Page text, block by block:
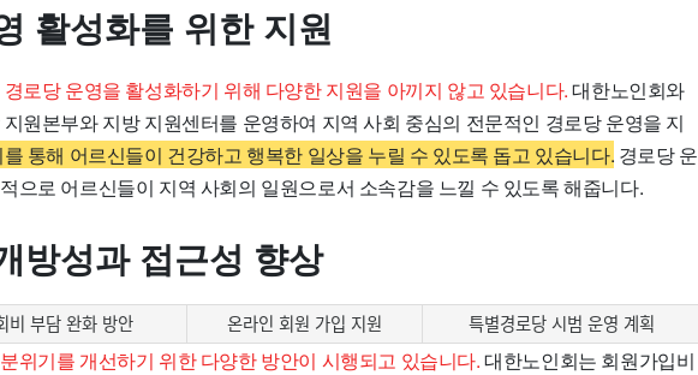
활성화를 위한 지원
로당 운영을 활성화하기 위해 다양한 지원을 아끼지 않고 있습니다.대한노인회와
원본부와 지방 지원센터를 운영하여 지역 사회 중심의 전문적인 경로당 운영을 지
를 통해 어르신들이 건강하고 행복한 일상을 누릴 수 있도록 돕고 있습니다. 경로당 운
으로 어르신들이 지역 사회의 일원으로서 소속감을 느낄 수 있도록 해줍니다.
방성과 접근성 향상
비 부담 완화 방안 온라인 회원 가입 지원 특별경로당 시범 운영 계획
위기를 개선하기 위한 다양한 방안이 시행되고 있습니다.대한노인회는 회원가입비